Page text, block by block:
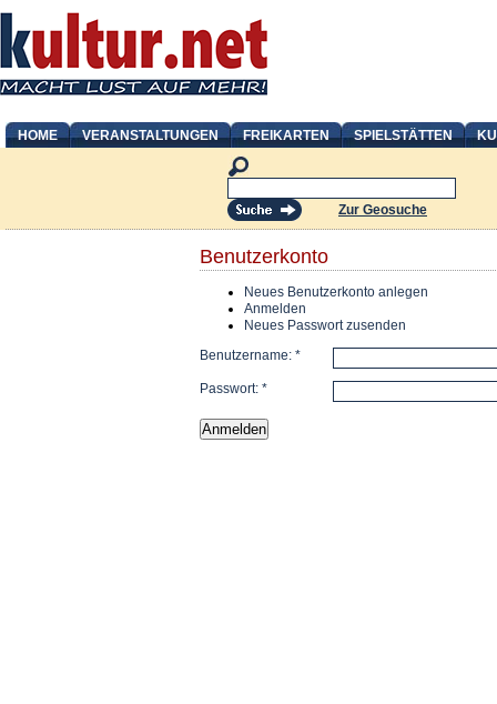
HOME VERANSTALTUNGEN FREIKARTEN SPIELSTÄTTEN
Zur Geosuche
Benutzerkonto
Neues Benutzerkonto anlegen
Anmelden
Neues Passwort zusenden
Benutzername: *
Passwort: *